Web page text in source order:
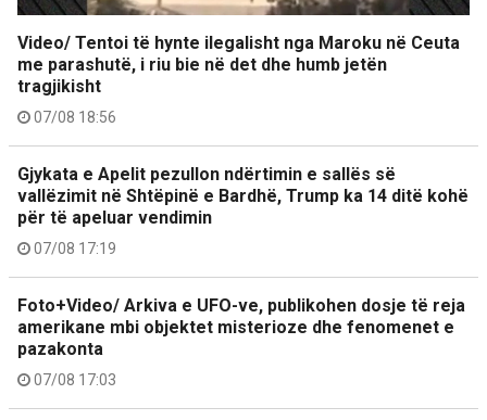
Video/ Tentoi të hynte ilegalisht nga Maroku në Ceuta
me parashutë, i riu bie në det dhe humb jetën
tragjikisht
07/08 18:56
Gjykata e Apelit pezullon ndërtimin e sallës së
vallëzimit në Shtëpinë e Bardhë, Trump ka 14 ditë kohë
për të apeluar vendimin
07/08 17:19
Foto+Video/ Arkiva e UFO-ve, publikohen dosje të reja
amerikane mbi objektet misterioze dhe fenomenet e
pazakonta
07/08 17:03